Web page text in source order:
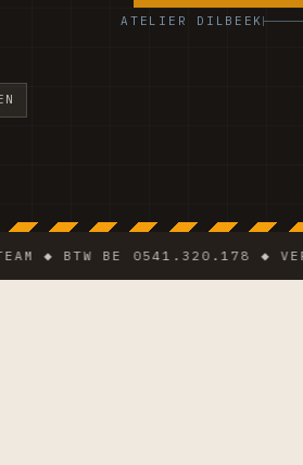
ATELIER DILBEEK
BTW BE 0541.320.178 ◆